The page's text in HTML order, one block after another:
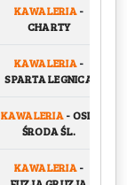
KAWALERIA-
CHARTY
KAWALERIA-
SPARTA LEGNICA
KAWALERIA-OSIR
ŚRODA ŚL.
KAWALERIA-